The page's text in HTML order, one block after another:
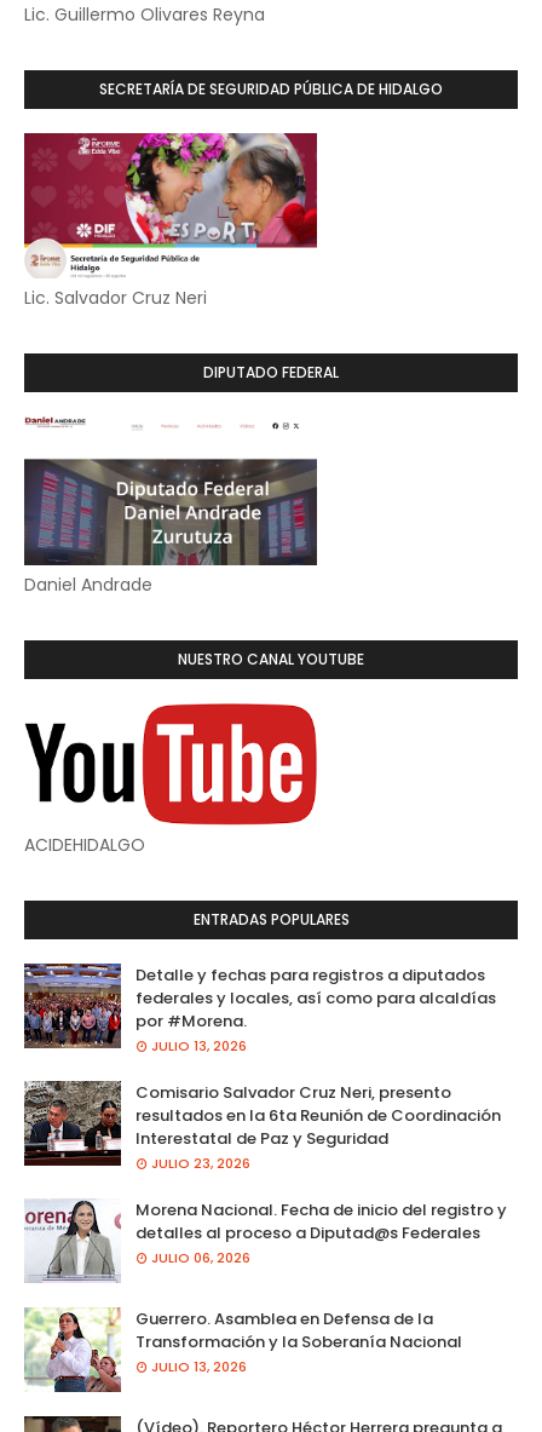
Lic. Guillermo Olivares Reyna
SECRETARÍA DE SEGURIDAD PÚBLICA DE HIDALGO
Lic. Salvador Cruz Neri
DIPUTADO FEDERAL
Daniel Andrade
NUESTRO CANAL YOUTUBE
ACIDEHIDALGO
ENTRADAS POPULARES
Detalle y fechas para registros a diputados
federales y locales, así como para alcaldías
por #Morena.
JULIO 13, 2026
Comisario Salvador Cruz Neri, presento
resultados en la 6ta Reunión de Coordinación
Interestatal de Paz y Seguridad
JULIO 23, 2026
Morena Nacional. Fecha de inicio del registro y
detalles al proceso a Diputad@s Federales
JULIO 06, 2026
Guerrero. Asamblea en Defensa de la
Transformación y la Soberanía Nacional
JULIO 13, 2026